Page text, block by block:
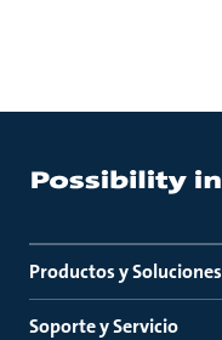
Productos y Soluciones
Soporte y Servicio